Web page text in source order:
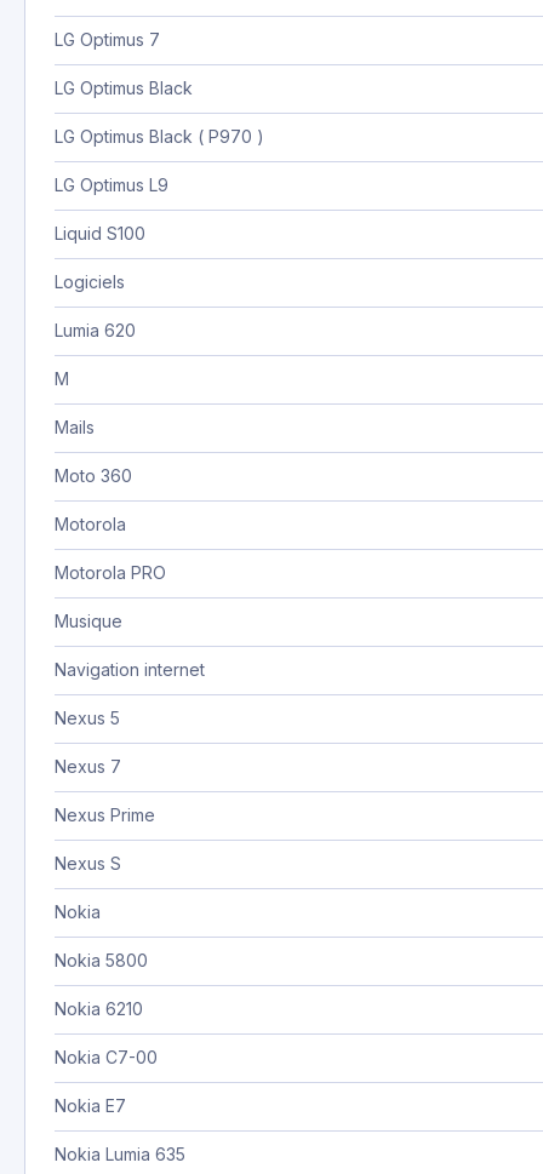
LG Optimus 7
LG Optimus Black
LG Optimus Black ( P970 )
LG Optimus L9
Liquid S100
Logiciels
Lumia 620
M
Mails
Moto 360
Motorola
Motorola PRO
Musique
Navigation internet
Nexus 5
Nexus 7
Nexus Prime
Nexus S
Nokia
Nokia 5800
Nokia 6210
Nokia C7-00
Nokia E7
Nokia Lumia 635